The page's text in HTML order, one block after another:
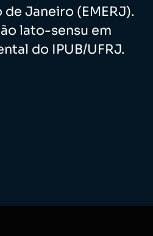
Janeiro (EMERJ).
lato-sensu em
do IPUB/UFRJ.